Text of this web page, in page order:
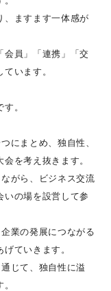
、ますます一体感が
会員」「連携」「交
います。
。
にまとめ、独自性、
を考え抜きます。
がら、ビジネス交流
いの場を設営して参
業の発展につながる
ていきます。
じて、独自性に溢